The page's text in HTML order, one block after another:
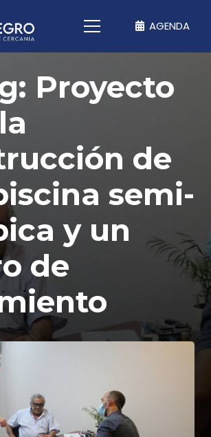
AGENDA
Proyecto
de
semi-
y un
de